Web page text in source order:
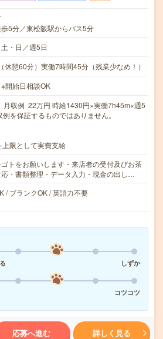
5分／東松阪駅からバス5分
・日／週5日
休憩60分）実働7時間45分（残業少なめ！）
始日相談OK
収例 22万円 時給1430円×実働7h45m×週5
を保証するものではありません。
限として実費支給
ゴトをお願いします・来店者の受付及びお茶
・書類整理・データ入力・現金の出し…
/ ブランクOK / 英語力不要
しずか
コツコツ
応募へ進む 詳しく見る